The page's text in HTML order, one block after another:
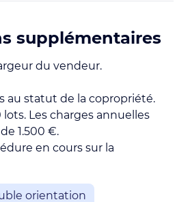
supplémentaires
du vendeur.
au statut de la copropriété.
Les charges annuelles
1.500 €.
en cours sur la
orientation